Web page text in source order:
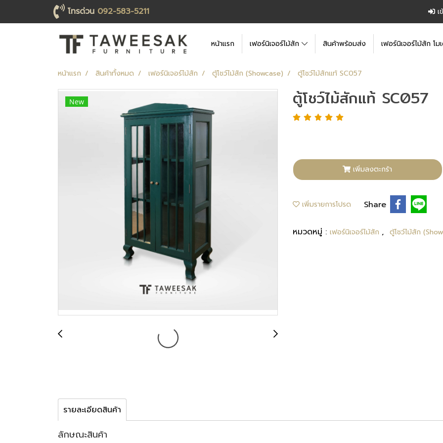
โทรด่วน 092-583-5211 เ
หน้าแรก เฟอร์นิเจอร์ไม้สัก สินค้าพร้อมส่ง เฟอร์นิเจอร์ไม้สัก โม
หน้าแรก สินค้าทั้งหมด เฟอร์นิเจอร์ไม้สัก ตู้โชว์ไม้สัก (Showcase) ตู้โชว์ไม้สักแท้ SC057
New ตู้โชว์ไม้สักแท้ SC057
เพิ่มลงตะกร้า
เพิ่มรายการโปรด Share
หมวดหมู่ : เฟอร์นิเจอร์ไม้สัก , ตู้โชว์ไม้สัก
รายละเอียดสินค้า
ลักษณะสินค้า